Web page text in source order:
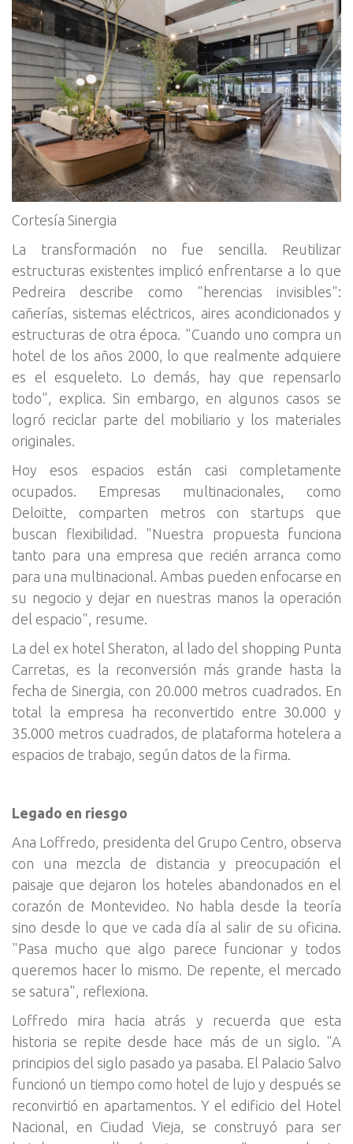
Cortesía Sinergia
La transformación no fue sencilla. Reutilizar
estructuras existentes implicó enfrentarse a lo que
Pedreira describe como "herencias invisibles":
cañerías, sistemas eléctricos, aires acondicionados y
estructuras de otra época. "Cuando uno compra un
hotel de los años 2000, lo que realmente adquiere
es el esqueleto. Lo demás, hay que repensarlo
todo", explica. Sin embargo, en algunos casos se
logró reciclar parte del mobiliario y los materiales
originales.
Hoy esos espacios están casi completamente
ocupados. Empresas multinacionales, como
Deloitte, comparten metros con startups que
buscan flexibilidad. "Nuestra propuesta funciona
tanto para una empresa que recién arranca como
para una multinacional. Ambas pueden enfocarse en
su negocio y dejar en nuestras manos la operación
del espacio", resume.
La del ex hotel Sheraton, al lado del shopping Punta
Carretas, es la reconversión más grande hasta la
fecha de Sinergia, con 20.000 metros cuadrados. En
total la empresa ha reconvertido entre 30.000 y
35.000 metros cuadrados, de plataforma hotelera a
espacios de trabajo, según datos de la firma.
Legado en riesgo
Ana Loffredo, presidenta del Grupo Centro, observa
con una mezcla de distancia y preocupación el
paisaje que dejaron los hoteles abandonados en el
corazón de Montevideo. No habla desde la teoría
sino desde lo que ve cada día al salir de su oficina.
"Pasa mucho que algo parece funcionar y todos
queremos hacer lo mismo. De repente, el mercado
se satura", reflexiona.
Loffredo mira hacia atrás y recuerda que esta
historia se repite desde hace más de un siglo. "A
principios del siglo pasado ya pasaba. El Palacio Salvo
funcionó un tiempo como hotel de lujo y después se
reconvirtió en apartamentos. Y el edificio del Hotel
Nacional, en Ciudad Vieja, se construyó para ser